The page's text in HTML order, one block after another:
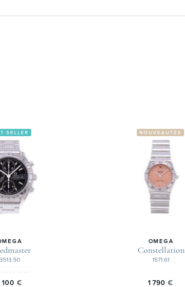
SELLER
3513.50
100 €
NOUVEAUTÉS
OMEGA
Constellation
1571.61
1 790 €